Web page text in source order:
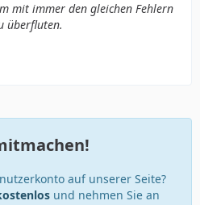
mit immer den gleichen Fehlern
überfluten.
auf unserer Seite?
und nehmen Sie an